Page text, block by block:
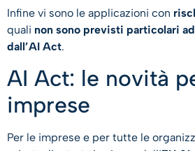
Infine vi sono le applicazioni con
quali non sono previsti particolari
dall’AI Act.
AI Act: le novità
imprese
Per le imprese e per tutte le